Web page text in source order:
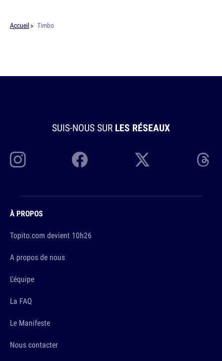
Accueil Timbo
SUIS-NOUS SUR LES RÉSEAUX
À PROPOS
Topito.com devient 10h26
A propos de nous
L'équipe
La FAQ
Le Manifeste
Nous contacter